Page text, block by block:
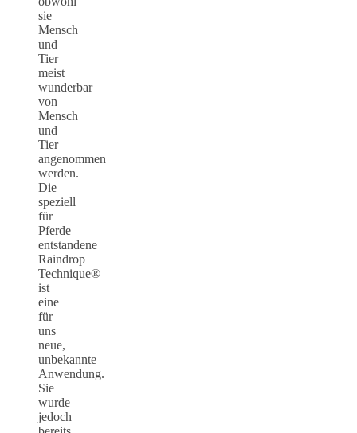
sie
Mensch
und
Tier
meist
wunderbar
von
Mensch
und
Tier
angenommen
werden.
Die
speziell
für
Pferde
entstandene
Raindrop
Technique®
ist
eine
für
uns
neue,
unbekannte
Anwendung.
Sie
wurde
jedoch